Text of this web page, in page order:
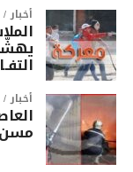
أخبار
أخبار
مسن